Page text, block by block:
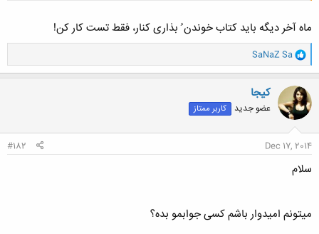
ماه آخر دیگه باید کتاب خوندن ُ بذاری کنار، فقط تست کار کن!
و
ا
ک
ن
ش
ه
ا
SaNaZ Sa
کیجا
عضو جدید کاربر ممتاز
Dec 17, 2014
#182
سلام
میتونم امیدوار باشم کسی جوابمو بده؟